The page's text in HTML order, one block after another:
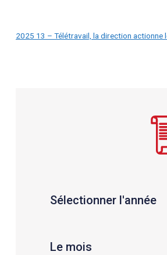
2025 13 – Télétravail, la direction actionne
Sélectionner l'année
Le mois